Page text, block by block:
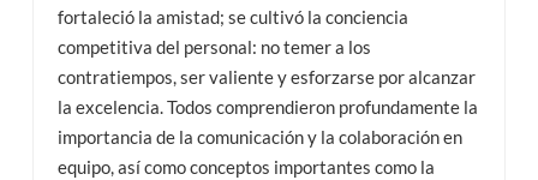
fortaleció la amistad; se cultivó la conciencia
competitiva del personal: no temer a los
contratiempos, ser valiente y esforzarse por alcanzar
la excelencia. Todos comprendieron profundamente la
importancia de la comunicación y la colaboración en
equipo, así como conceptos importantes como la